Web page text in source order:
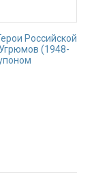
Российской
(1948-